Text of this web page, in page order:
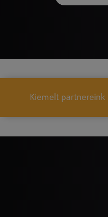
Kiemelt partnereink